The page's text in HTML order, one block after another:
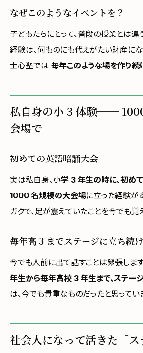
なぜこのようなイベントを？
子どもたちにとって、普段の授業とは違
経験は、何ものにも代えがたい財産にな
士心塾では 毎年このような場を作り続
私自身の小 3 体験──
会場で
初めての英語暗誦大会
実は私自身、小学 3 年生の時に、初め
1000 名規模の大会場に立った経験が
ガクで、足が震えていたことを今でも覚
毎年高 3 までステージに立ち続
今でも人前に出て話すことは緊張します
年生から毎年高校 3 年生まで、ステー
は、今でも貴重なものだったと思ってい
社会人になって活きた「ス